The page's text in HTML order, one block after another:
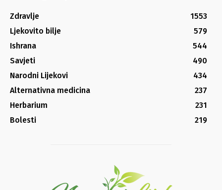
Zdravlje
1553
Ljekovito bilje
579
Ishrana
544
Savjeti
490
Narodni Lijekovi
434
Alternativna medicina
237
Herbarium
231
Bolesti
219